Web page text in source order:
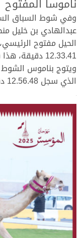
ناموسا المفتوح
وفي شوط السباق
عبدالهادي بن
الحيل مفتوح
12.33.41
ويتوج بناموس
الذي سجل 12.56.48 دقيقة.
>